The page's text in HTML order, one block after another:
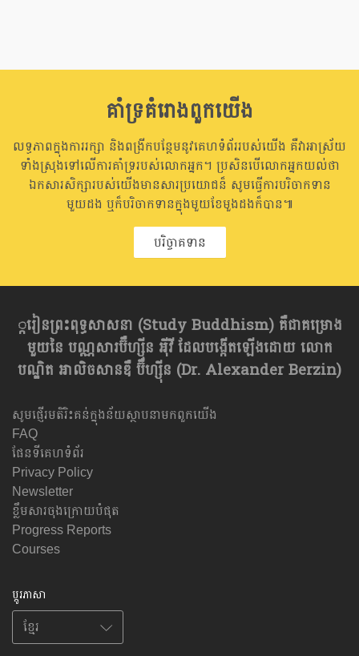
គាំទ្រគំរោងពួកយើង
លទ្ធភាពក្នុងការរក្សា និងពង្រីកបន្ថែមនូវគេហទំព័ររបស់យើង គឺវាអាស្រ័យ
ទាំងស្រុងទៅលើការគាំទ្ររបស់លោកអ្នក។ ប្រសិនបើលោកអ្នកយល់ថា
ឯកសារសិក្សារបស់យើងមានសារប្រយោជន៏ សូមធ្វើការបរិចាកទាន
មួយដង ឬក៏បរិចាកទានក្នុងមួយខែមួងដងក៏បាន៕
បរិច្ចាគទាន
្ករៀនព្រះពុទ្ធសាសនា​ (Study Buddhism) គឺជាគម្រោង
មួយនៃ បណ្ណសារប៊ឺហ្សុីន អុីវី ដែលបង្កើតឡើងដោយ លោក
បណ្ឌិត អាលិចសានឌឺ ប៊ឺហ្សុីន (Dr. Alexander Berzin)
សូមផ្ញើរមតិរិះគន់ក្នុងន័យស្ថាបនាមកពួកយើង
FAQ
ផែនទីគេហទំព័រ
Privacy Policy
Newsletter
ខ្លឹមសារចុងក្រោយបំផុត
Progress Reports
Courses
ប្តូរភាសា